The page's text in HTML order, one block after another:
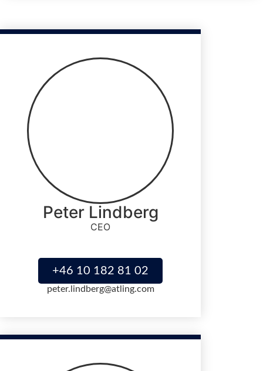
Peter Lindberg
CEO
+46 10 182 81 02
peter.lindberg@atling.com